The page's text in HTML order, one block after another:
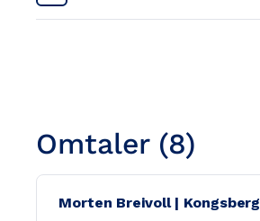
Omtaler (8)
Morten Breivoll | Kongsberg